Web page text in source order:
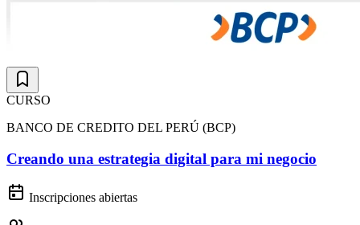
CURSO
BANCO DE CREDITO DEL PERÚ (BCP)
Creando una estrategia digital para mi negocio
Inscripciones abiertas